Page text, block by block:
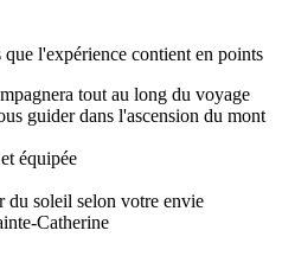
l'expérience contient en points
tout au long du voyage
guider dans l'ascension du mont
équipée
du soleil selon votre envie
Catherine